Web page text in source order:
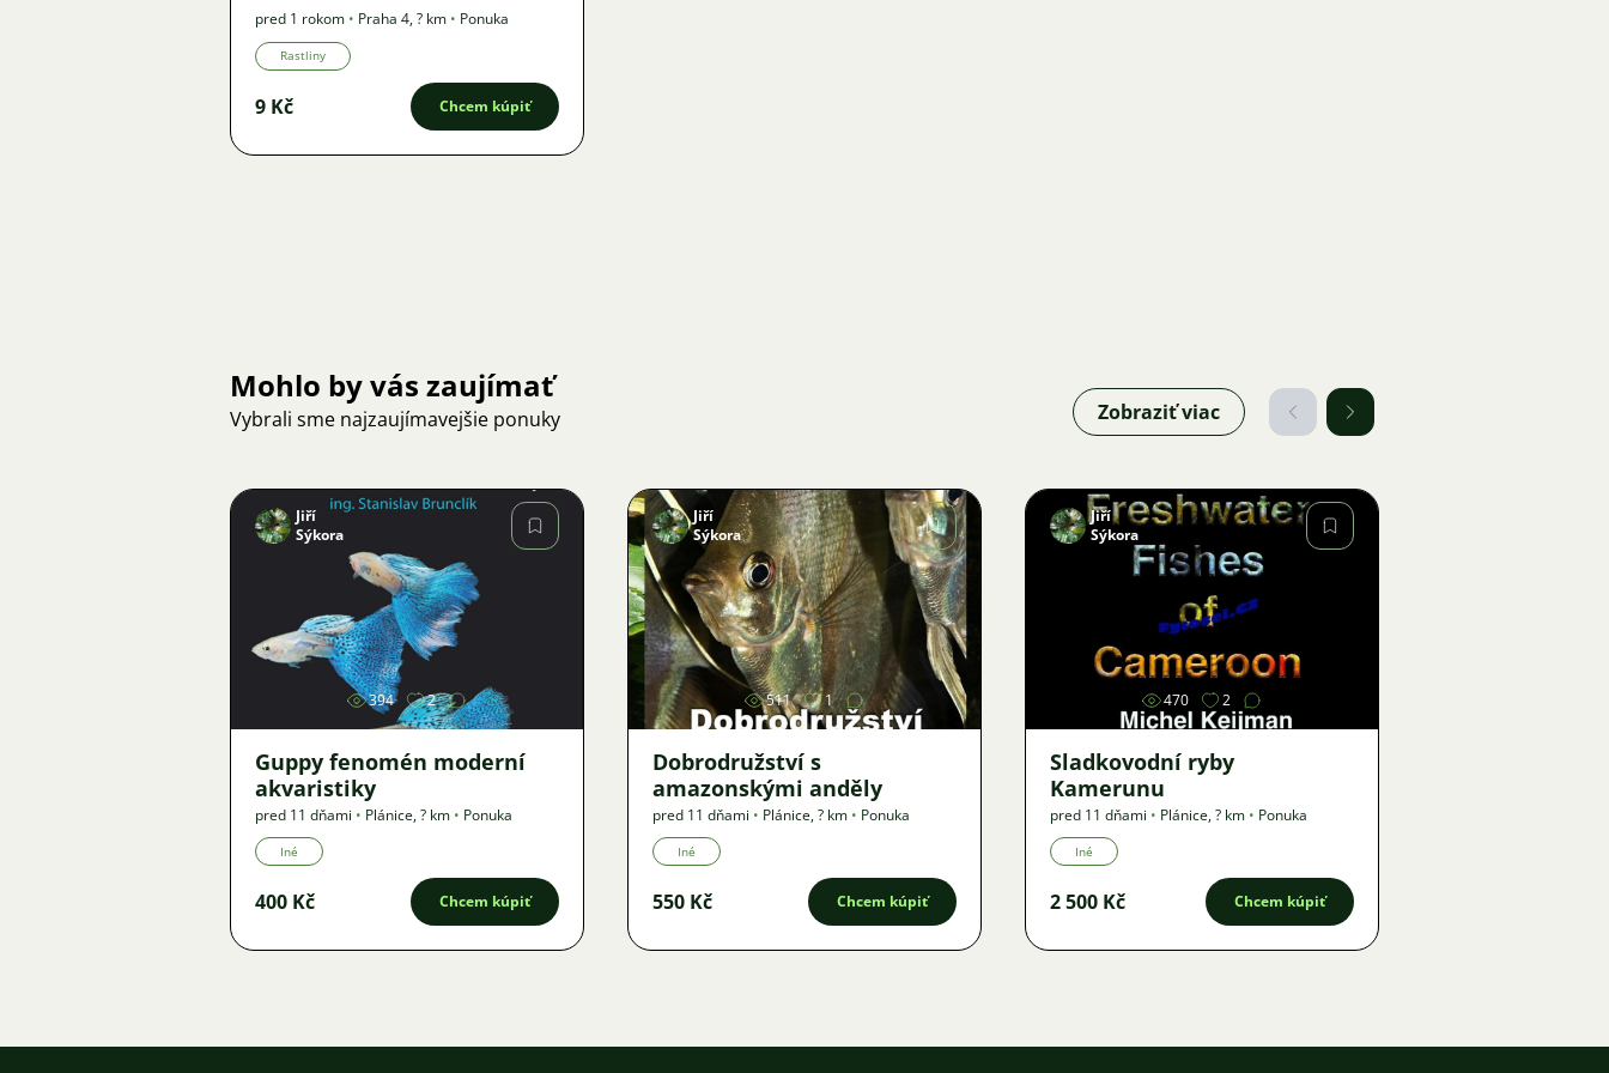
pred 1 rokom • Praha 4,? km • Ponuka
Rastliny
9 Kč Chcem kúpiť
Mohlo by vás zaujímať
Vybrali sme najzaujímavejšie ponuky Zobraziť viac
Obrázok
Jiří
Sýkora
394 2
Guppy fenomén moderní
akvaristiky
pred 11 dňami • Plánice,? km • Ponuka
Iné
400 Kč Chcem kúpiť
Obrázok
Jiří
Sýkora
511 1
Dobrodružství s
amazonskými anděly
pred 11 dňami • Plánice,? km • Ponuka
Iné
550 Kč Chcem kúpiť
Obrázok
Jiří
Sýkora
470 2
Sladkovodní ryby
Kamerunu
pred 11 dňami • Plánice,? km • Ponuka
Iné
2 500 Kč Chcem kúpiť